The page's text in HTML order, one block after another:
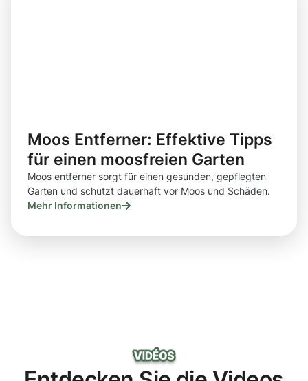
Moos Entferner: Effektive Tipps
für einen moosfreien Garten
Moos entferner sorgt für einen gesunden, gepflegten
Garten und schützt dauerhaft vor Moos und Schäden.
Mehr Informationen